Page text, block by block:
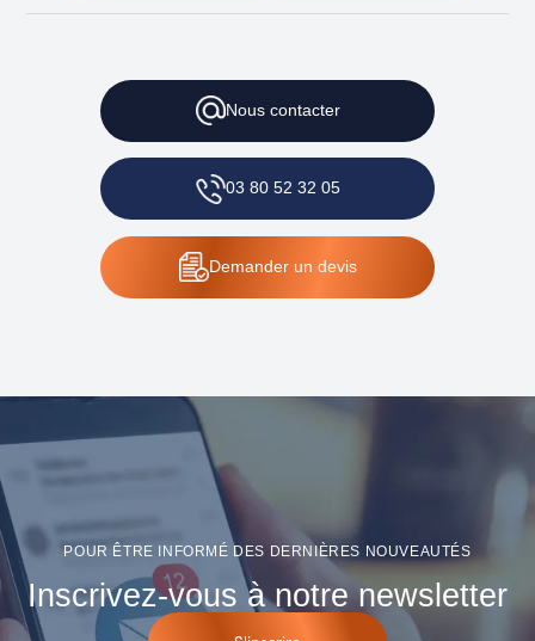
Nouscontacter
03 80 52 32 05
Demanderun devis
POUR ÊTRE INFORMÉ DES DERNIÈRES NOUVEAUTÉS
Inscrivez-vous à notre newsletter